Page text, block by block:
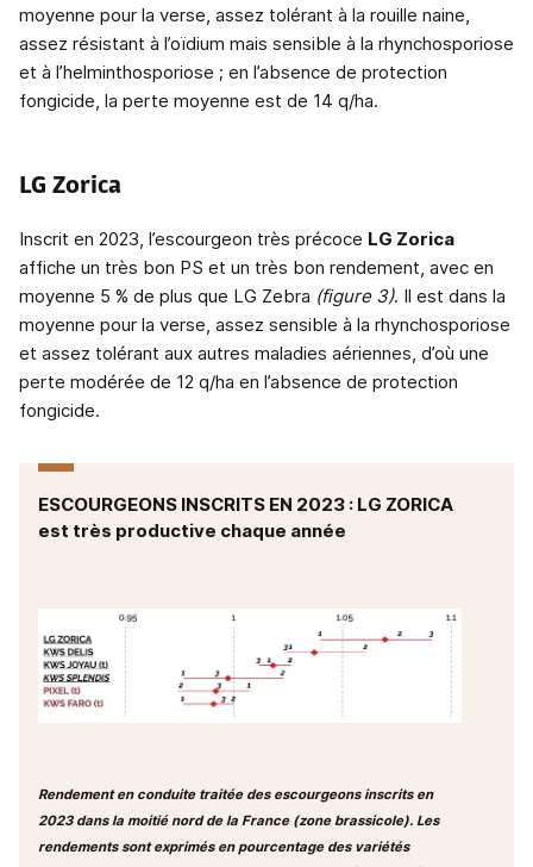
moyenne pour la verse, assez tolérant à la rouille naine,
assez résistant à l’oïdium mais sensible à la rhynchosporiose
et à l’helminthosporiose ; en l’absence de protection
fongicide, la perte moyenne est de 14 q/ha.
LG Zorica
Inscrit en 2023, l’escourgeon très précoce LG Zorica
affiche un très bon PS et un très bon rendement, avec en
moyenne 5 % de plus que LG Zebra (figure 3). Il est dans la
moyenne pour la verse, assez sensible à la rhynchosporiose
et assez tolérant aux autres maladies aériennes, d’où une
perte modérée de 12 q/ha en l’absence de protection
fongicide.
ESCOURGEONS INSCRITS EN 2023 : LG ZORICA
est très productive chaque année
Rendement en conduite traitée des escourgeons inscrits en
2023 dans la moitié nord de la France (zone brassicole). Les
rendements sont exprimés en pourcentage des variétés